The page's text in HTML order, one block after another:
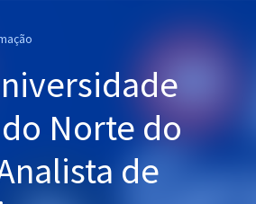
Norte do
de